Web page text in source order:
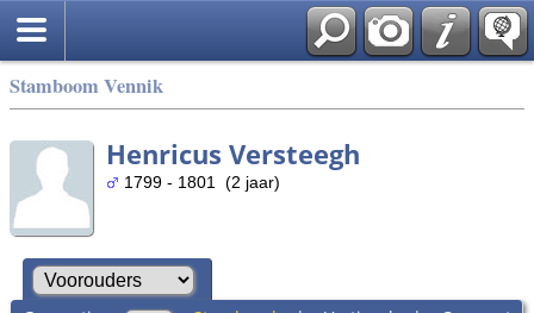
Stamboom Vennik
Henricus Versteegh
1799 - 1801 (2 jaar)